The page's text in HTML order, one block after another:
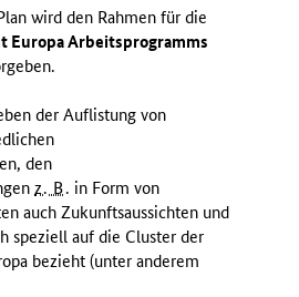
wird den Rahmen für die
Europa Arbeitsprogramms
der Auflistung von
den
z. B. in Form von
auch Zukunftsaussichten und
speziell auf die Clusterder
bezieht (unter anderem